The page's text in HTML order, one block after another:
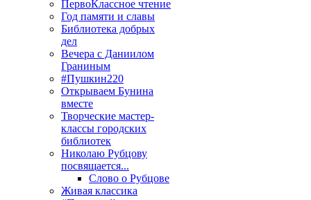
ПервоКлассное чтение
Год памяти и славы
Библиотека добрых
дел
Вечера с Даниилом
Граниным
#Пушкин220
Открываем Бунина
вместе
Творческие мастер-
классы городских
библиотек
Николаю Рубцову
посвящается...
Слово о Рубцове
Живая классика